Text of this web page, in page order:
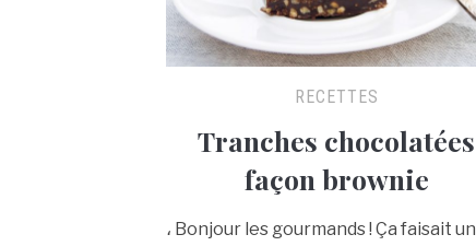
RECETTES
Tranches chocolatées
façon brownie
، Bonjour les gourmands ! Ça faisait un